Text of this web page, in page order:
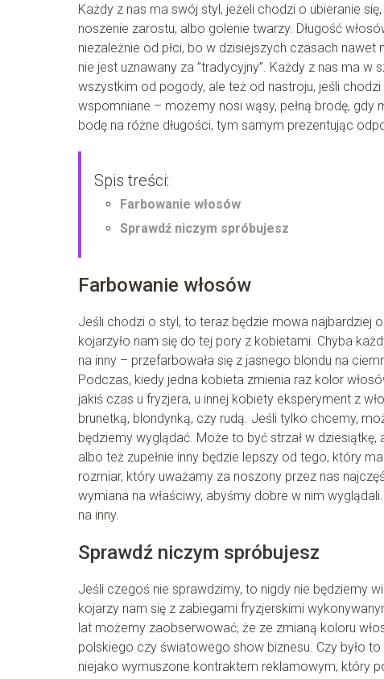
Każdy z nas ma swój styl, jeżeli chodzi o ubieranie
noszenie zarostu, albo golenie twarzy. Długość
niezależnie od płci, bo w dzisiejszych czasach
nie jest uznawany za ”tradycyjny”. Każdy z nas ma
wszystkim od pogody, ale też od nastroju, jeśli
wspomniane – możemy nosi wąsy, pełną brodę,
bodę na różne długości, tym samym prezentując
Spis treści:
Farbowanie włosów
Sprawdź niczym spróbujesz
Farbowanie włosów
Jeśli chodzi o styl, to teraz będzie mowa najbardziej
kojarzyło nam się do tej pory z kobietami. Chyba
na inny – przefarbowała się z jasnego blondu na
Podczas, kiedy jedna kobieta zmienia raz kolor
jakiś czas u fryzjera, u innej kobiety eksperyment z
brunetką, blondynką, czy rudą. Jeśli tylko chcemy,
będziemy wyglądać. Może to być strzał w
albo też zupełnie inny będzie lepszy od tego, który
rozmiar, który uważamy za noszony przez nas
wymiana na właściwy, abyśmy dobre w nim
na inny.
Sprawdź niczym spróbujesz
Jeśli czegoś nie sprawdzimy, to nigdy nie będziemy
kojarzy nam się z zabiegami fryzjerskimi
lat możemy zaobserwować, że ze zmianą koloru
polskiego czy światowego show biznesu. Czy było
niejako wymuszone kontraktem reklamowym, który